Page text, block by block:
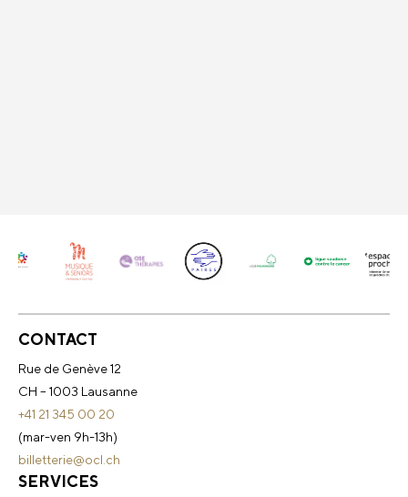
CONTACT
Rue de Genève 12
CH – 1003 Lausanne
+41 21 345 00 20
(mar-ven 9h-13h)
billetterie@ocl.ch
SERVICES